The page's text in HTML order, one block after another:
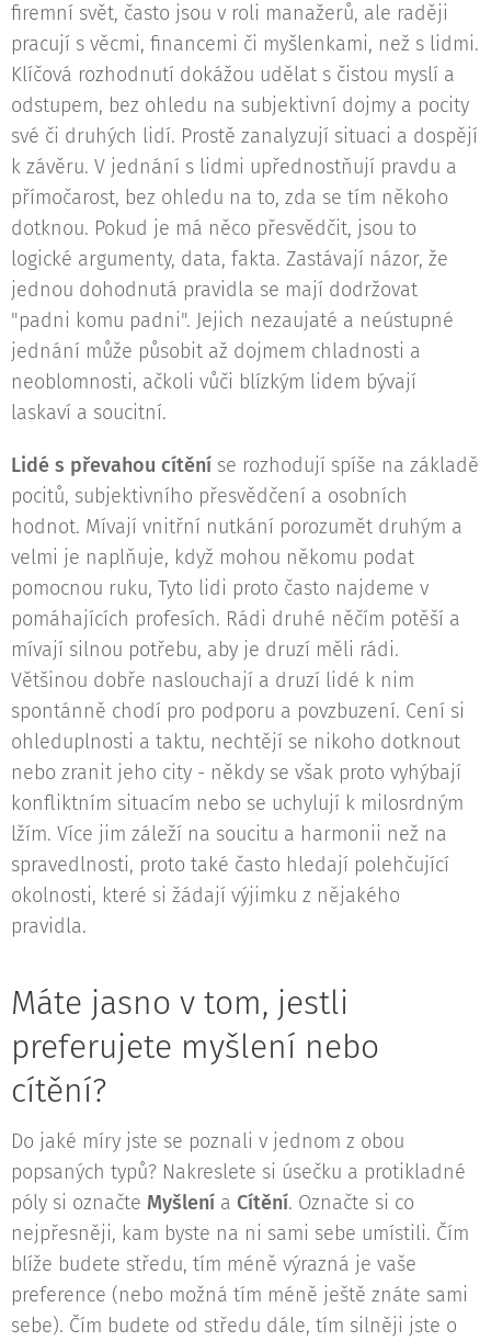
firemní svět, často jsou v roli manažerů, ale raději
pracují s věcmi, financemi či myšlenkami, než s lidmi.
Klíčová rozhodnutí dokážou udělat s čistou myslí a
odstupem, bez ohledu na subjektivní dojmy a pocity
své či druhých lidí. Prostě zanalyzují situaci a dospějí
k závěru. V jednání s lidmi upřednostňují pravdu a
přímočarost, bez ohledu na to, zda se tím někoho
dotknou. Pokud je má něco přesvědčit, jsou to
logické argumenty, data, fakta. Zastávají názor, že
jednou dohodnutá pravidla se mají dodržovat
"padni komu padni". Jejich nezaujaté a neústupné
jednání může působit až dojmem chladnosti a
neoblomnosti, ačkoli vůči blízkým lidem bývají
laskaví a soucitní.
Lidé s převahou cítění se rozhodují spíše na základě
pocitů, subjektivního přesvědčení a osobních
hodnot. Mívají vnitřní nutkání porozumět druhým a
velmi je naplňuje, když mohou někomu podat
pomocnou ruku, Tyto lidi proto často najdeme v
pomáhajících profesích. Rádi druhé něčím potěší a
mívají silnou potřebu, aby je druzí měli rádi.
Většinou dobře naslouchají a druzí lidé k nim
spontánně chodí pro podporu a povzbuzení. Cení si
ohleduplnosti a taktu, nechtějí se nikoho dotknout
nebo zranit jeho city - někdy se však proto vyhýbají
konfliktním situacím nebo se uchylují k milosrdným
lžím. Více jim záleží na soucitu a harmonii než na
spravedlnosti, proto také často hledají polehčující
okolnosti, které si žádají výjimku z nějakého
pravidla.
Máte jasno v tom, jestli
preferujete myšlení nebo
cítění?
Do jaké míry jste se poznali v jednom z obou
popsaných typů? Nakreslete si úsečku a protikladné
póly si označte Myšlení a Cítění. Označte si co
nejpřesněji, kam byste na ni sami sebe umístili. Čím
blíže budete středu, tím méně výrazná je vaše
preference (nebo možná tím méně ještě znáte sami
sebe). Čím budete od středu dále, tím silněji jste o